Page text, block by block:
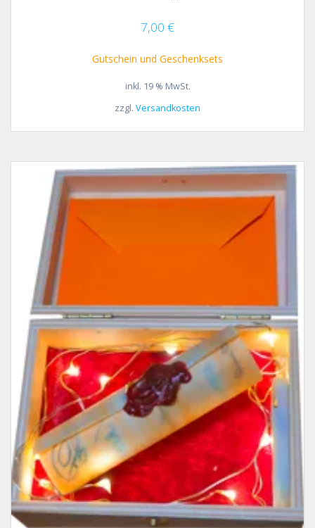
7,00 €
Gutschein und Geschenksets
inkl. 19 % MwSt.
zzgl. Versandkosten